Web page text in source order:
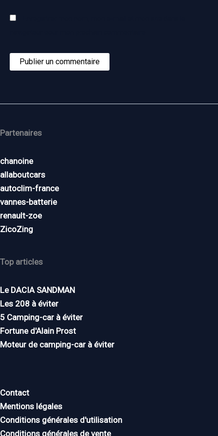
Partenaires
chanoine
allaboutcars
autoclim-france
vannes-batterie
renault-zoe
ZicoZing
Top articles
Le DACIA SANDMAN
Les 208 à éviter
5 Camping-car à éviter
Fortune d'Alain Prost
Moteur de camping-car à éviter
Contact
Mentions légales
Conditions générales d'utilisation
Conditions générales de vente